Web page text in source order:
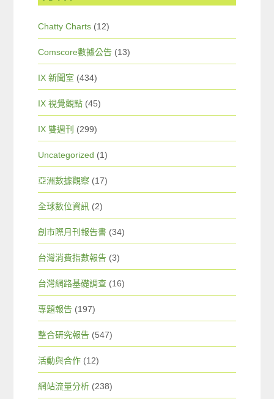
Chatty Charts (12)
Comscore數據公告 (13)
IX 新聞室 (434)
IX 視覺觀點 (45)
IX 雙週刊 (299)
Uncategorized (1)
亞洲數據觀察 (17)
全球數位資訊 (2)
創市際月刊報告書 (34)
台灣消費指數報告 (3)
台灣網路基礎調查 (16)
專題報告 (197)
整合研究報告 (547)
活動與合作 (12)
網站流量分析 (238)